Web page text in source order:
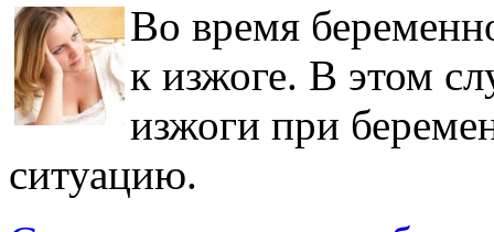
Во время
к изжоге. В этом
изжоги при
ситуацию.